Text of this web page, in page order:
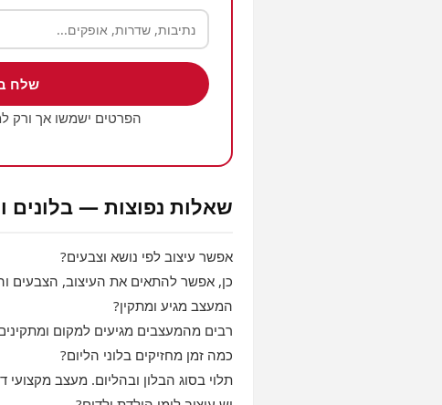
שלח
הפרטים ישמשו אך ורק
שאלות נפוצות — בלונים
אפשר עיצוב לפי נושא וצבעים?
כן, אפשר להתאים את העיצוב, הצבעים
המעצב מגיע ומתקין?
רבים מהמעצבים מגיעים למקום
כמה זמן מחזיקים בלוני הליום?
תלוי בסוג הבלון ובהליום. מעצב מקצועי